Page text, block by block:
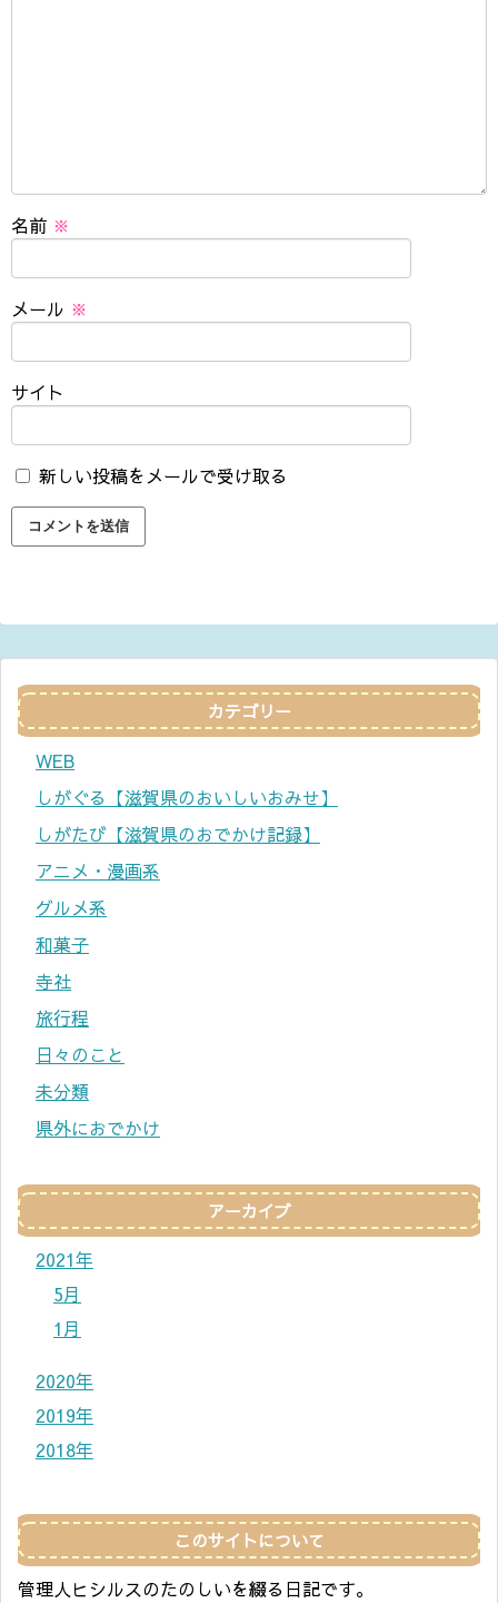
名前 ※
メール ※
サイト
新しい投稿をメールで受け取る
カテゴリー
WEB
しがぐる【滋賀県のおいしいおみせ】
しがたび【滋賀県のおでかけ記録】
アニメ・漫画系
グルメ系
和菓子
寺社
旅行程
日々のこと
未分類
県外におでかけ
アーカイブ
2021年
5月
1月
2020年
2019年
2018年
このサイトについて
管理人ヒシルスのたのしいを綴る日記です。